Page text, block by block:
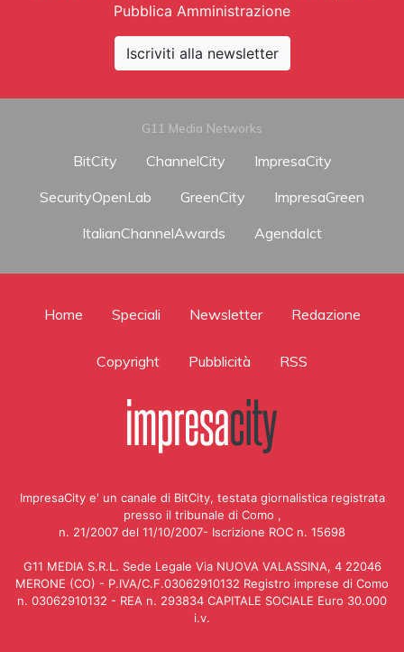
Pubblica Amministrazione
Iscriviti alla newsletter
G11 Media Networks
BitCity ChannelCity
ImpresaCity
SecurityOpenLab
GreenCity
ImpresaGreen
ItalianChannelAwards
AgendaIct
Home Speciali Newsletter Redazione
Copyright Pubblicità RSS
ImpresaCity e' un canale di BitCity, testata giornalistica registrata
presso il tribunale di Como ,
n. 21/2007 del 11/10/2007- Iscrizione ROC n. 15698
G11 MEDIA S.R.L. Sede Legale Via NUOVA VALASSINA, 4 22046
MERONE (CO) - P.IVA/C.F.03062910132 Registro imprese di Como
n. 03062910132 - REA n. 293834 CAPITALE SOCIALE Euro 30.000
i.v.